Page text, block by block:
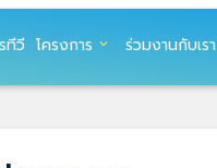
ทีวี โครงการ expand_more ร่วมงานกับเรา